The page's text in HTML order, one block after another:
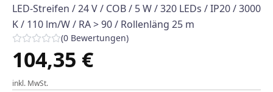
LED-Streifen / 24 V / COB / 5 W / 320 LEDs / IP20 / 3000
K / 110 lm/W / RA > 90 / Rollenläng 25 m
(0 Bewertungen)
104,35 €
inkl. MwSt.